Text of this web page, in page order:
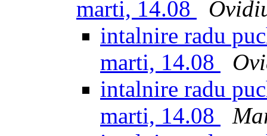
marti, 14.08
intalnire radu
marti, 14.08
intalnire radu
marti, 14.08